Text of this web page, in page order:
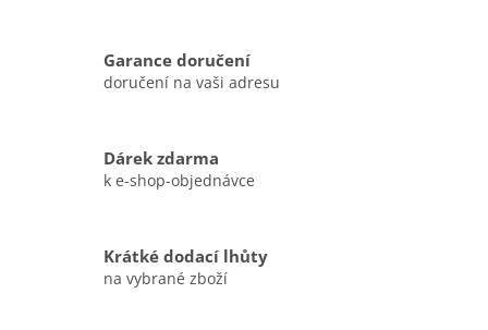
Garance doručení
doručení na vaši adresu
Dárek zdarma
k e-shop-objednávce
Krátké dodací lhůty
na vybrané zboží